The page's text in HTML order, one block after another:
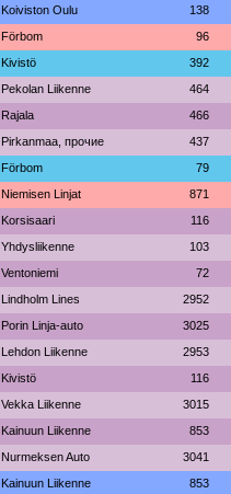
Koiviston Oulu 138
Förbom 96
Kivistö 392
Pekolan Liikenne 464
Rajala 466
Pirkanmaa, прочие 437
Förbom 79
Niemisen Linjat 871
Korsisaari 116
Yhdysliikenne 103
Ventoniemi 72
Lindholm Lines 2952
Porin Linja-auto 3025
Lehdon Liikenne 2953
Kivistö 116
Vekka Liikenne 3015
Kainuun Liikenne 853
Nurmeksen Auto 3041
Kainuun Liikenne 853